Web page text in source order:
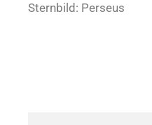
Sternbild: Perseus